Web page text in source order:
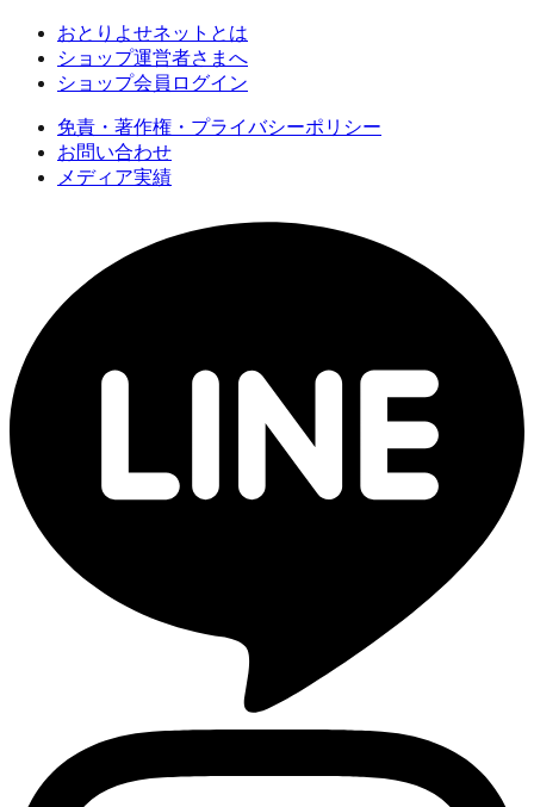
おとりよせネットとは
ショップ運営者さまへ
ショップ会員ログイン
免責・著作権・プライバシーポリシー
お問い合わせ
メディア実績